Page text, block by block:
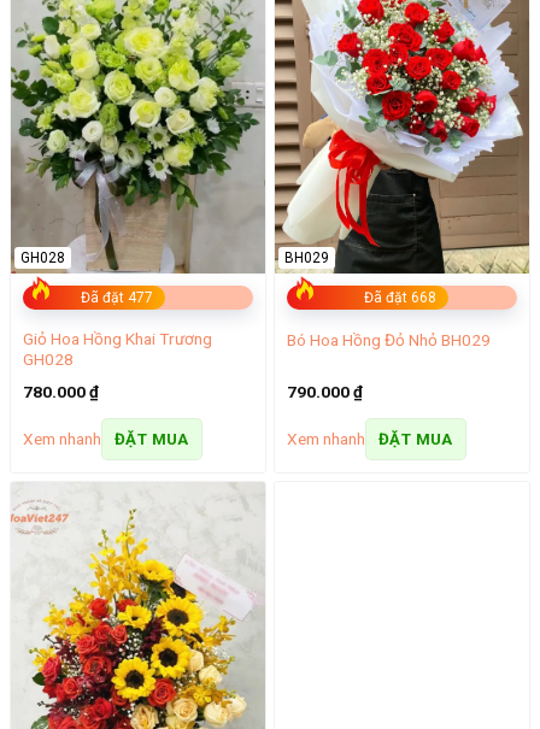
Đã đặt 477
GH028
Giỏ Hoa Hồng Khai Trương
GH028
780.000₫
Xem nhanh ĐẶT MUA
Đã đặt 668
BH029
Bó Hoa Hồng Đỏ Nhỏ BH029
790.000₫
Xem nhanh ĐẶT MUA